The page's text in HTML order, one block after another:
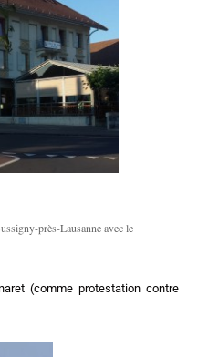
près-Lausanne avec le
(comme protestation contre